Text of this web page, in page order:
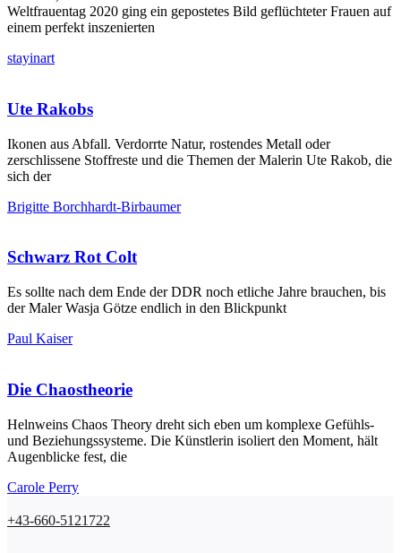
Weltfrauentag 2020 ging ein gepostetes Bild geflüchteter Frauen auf
einem perfekt inszenierten
stayinart
Ute Rakobs
Ikonen aus Abfall. Verdorrte Natur, rostendes Metall oder
zerschlissene Stoffreste und die Themen der Malerin Ute Rakob, die
sich der
Brigitte Borchhardt-Birbaumer
Schwarz Rot Colt
Es sollte nach dem Ende der DDR noch etliche Jahre brauchen, bis
der Maler Wasja Götze endlich in den Blickpunkt
Paul Kaiser
Die Chaostheorie
Helnweins Chaos Theory dreht sich eben um komplexe Gefühls-
und Beziehungssysteme. Die Künstlerin isoliert den Moment, hält
Augenblicke fest, die
Carole Perry
+43-660-5121722